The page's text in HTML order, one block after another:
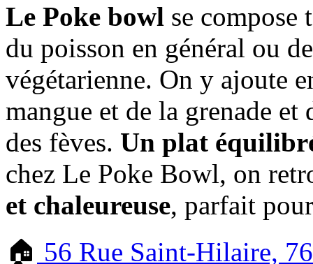
Le Poke bowl se compose
du poisson en général ou
végétarienne. On y ajoute
mangue et de la grenade et
des fèves. Un plat
chez Le Poke Bowl, on
et chaleureuse, parfait
🏠 56 Rue Saint-Hilaire,